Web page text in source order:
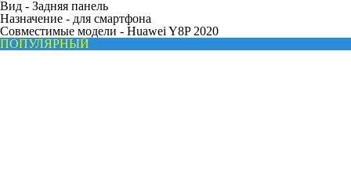
Вид - Задняя панель
Назначение - для смартфона
Совместимые модели - Huawei Y8P 2020
ПОПУЛЯРНЫЙ